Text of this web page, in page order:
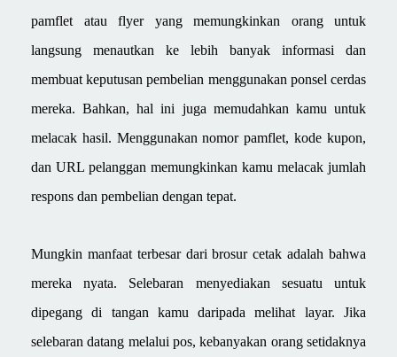
pamflet atau flyer yang memungkinkan orang untuk
langsung menautkan ke lebih banyak informasi dan
membuat keputusan pembelian menggunakan ponsel cerdas
mereka. Bahkan, hal ini juga memudahkan kamu untuk
melacak hasil. Menggunakan nomor pamflet, kode kupon,
dan URL pelanggan memungkinkan kamu melacak jumlah
respons dan pembelian dengan tepat.
Mungkin manfaat terbesar dari brosur cetak adalah bahwa
mereka nyata. Selebaran menyediakan sesuatu untuk
dipegang di tangan kamu daripada melihat layar. Jika
selebaran datang melalui pos, kebanyakan orang setidaknya